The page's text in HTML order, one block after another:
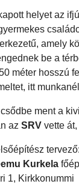
helyet az
amely
be a
méter hosszú
itt
ment a
az SRV vette
Kurkela
1, Kirkkonummi